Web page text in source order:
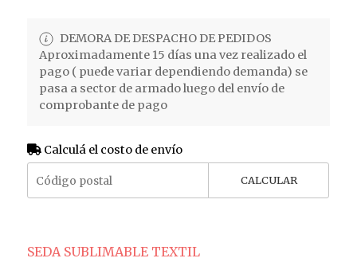
DEMORA DE DESPACHO DE PEDIDOS
Aproximadamente 15 días una vez realizado el
pago ( puede variar dependiendo demanda) se
pasa a sector de armado luego del envío de
comprobante de pago
Calculá el costo de envío
CALCULAR
SEDA SUBLIMABLE TEXTIL